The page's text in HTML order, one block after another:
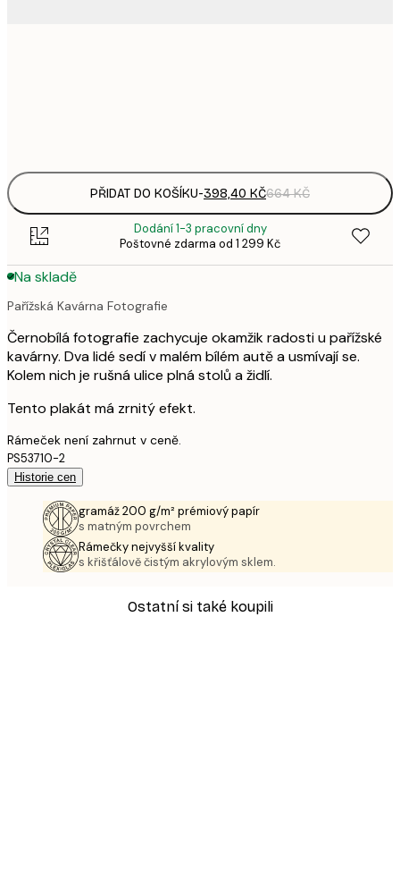
PŘIDAT DO KOŠÍKU-398,40 KČ664 KČ
Dodání 1-3 pracovní dny
Poštovné zdarma od 1 299 Kč
Na skladě
Pařížská Kavárna Fotografie
Černobílá fotografie zachycuje okamžik radosti u pařížské
kavárny. Dva lidé sedí v malém bílém autě a usmívají se.
Kolem nich je rušná ulice plná stolů a židlí.
Tento plakát má zrnitý efekt.
Rámeček není zahrnut v ceně.
PS53710-2
Historie cen
gramáž 200 g/m² prémiový papír
s matným povrchem
Rámečky nejvyšší kvality
s křišťálově čistým akrylovým sklem.
Ostatní si také koupili